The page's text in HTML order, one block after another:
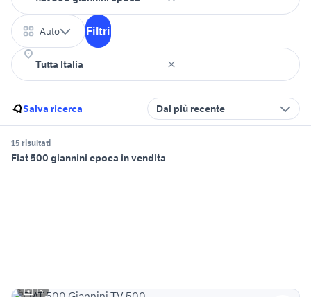
Auto Filtri
Salva ricerca Dal più recente
15 risultati
Fiat 500 giannini epoca in vendita
15